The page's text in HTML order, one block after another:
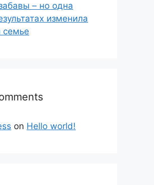
– но одна
изменила
семье
on Hello world!